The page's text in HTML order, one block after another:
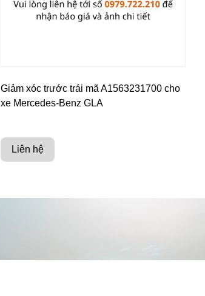
Giảm xóc trước trái mã A1563231700 cho
xe Mercedes-Benz GLA
Liên hệ